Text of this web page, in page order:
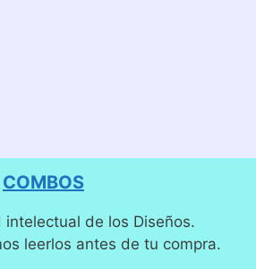
COMBOS
de los Diseños.
leerlos antes de tu compra.